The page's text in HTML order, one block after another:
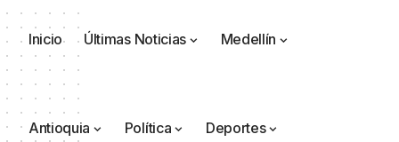
Inicio Últimas Noticias Medellín
Antioquia Política Deportes